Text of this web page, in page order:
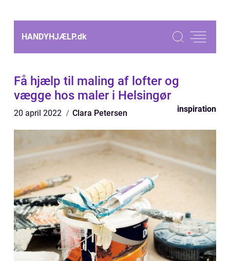
HANDYHJÆLP.dk
Få hjælp til maling af lofter og
vægge hos maler i Helsingør
20 april 2022 Clara Petersen inspiration